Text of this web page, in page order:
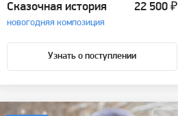
Сказочная история
новогодняя композиция
22 500 ₽
Узнать о поступлении